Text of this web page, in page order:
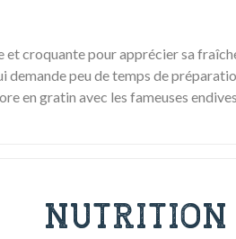
et croquante pour apprécier sa
demande peu de temps de
en gratin avec les fameuses